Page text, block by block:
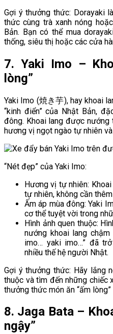
Gợi ý thưởng thức: Dorayaki
thức cùng trà xanh nóng
Bản. Bạn có thể mua
thống, siêu thị hoặc các cửa
7. Yaki Imo –
lòng”
Yaki Imo (焼き芋), hay khoai
“kinh điển” của Nhật Bản,
đông. Khoai lang được nướng
hương vị ngọt ngào tự nhiên
“Nét đẹp” của Yaki Imo:
Hương vị tự nhiên:
tự nhiên, không cần
Ấm áp mùa đông: Yaki
cơ thể tuyệt vời trong
Hình ảnh quen thuộc:
nướng khoai lang chậm
imo… yaki imo…” đã
nhiều thế hệ người Nhật.
Gợi ý thưởng thức: Hãy lắng
thuộc và tìm đến những chiếc
thưởng thức món ăn “ấm lòng”
8. Jaga Bata –
ngậy”